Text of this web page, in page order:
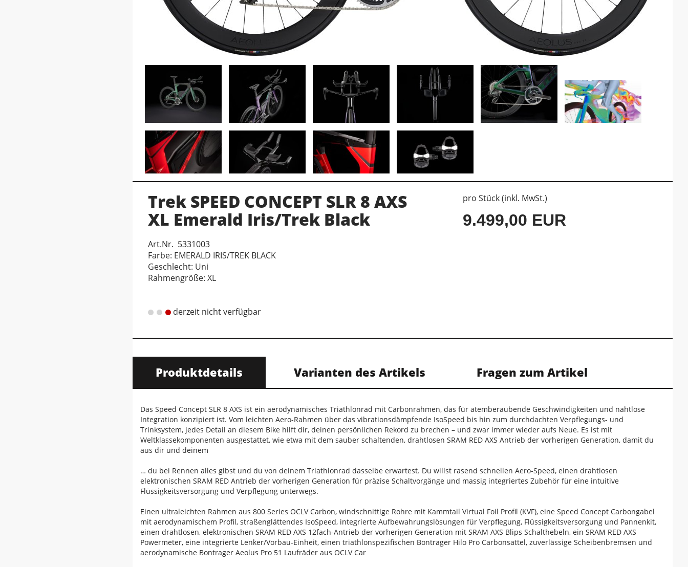
Trek SPEED CONCEPT SLR 8 AXS
XL Emerald Iris/Trek Black
Art.Nr. 5331003
Farbe: EMERALD IRIS/TREK BLACK
Geschlecht: Uni
Rahmengröße: XL
derzeit nicht verfügbar
pro Stück (inkl. MwSt.)
9.499,00 EUR
Produktdetails Varianten des Artikels Fragen zum Artikel
Das Speed Concept SLR 8 AXS ist ein aerodynamisches Triathlonrad mit Carbonrahmen, das für atemberaubende Geschwindigkeiten und nahtlose
Integration konzipiert ist. Vom leichten Aero-Rahmen über das vibrationsdämpfende IsoSpeed bis hin zum durchdachten Verpflegungs- und
Trinksystem, jedes Detail an diesem Bike hilft dir, deinen persönlichen Rekord zu brechen – und zwar immer wieder aufs Neue. Es ist mit
Weltklassekomponenten ausgestattet, wie etwa mit dem sauber schaltenden, drahtlosen SRAM RED AXS Antrieb der vorherigen Generation, damit du
aus dir und deinem
… du bei Rennen alles gibst und du von deinem Triathlonrad dasselbe erwartest. Du willst rasend schnellen Aero-Speed, einen drahtlosen
elektronischen SRAM RED Antrieb der vorherigen Generation für präzise Schaltvorgänge und massig integriertes Zubehör für eine intuitive
Flüssigkeitsversorgung und Verpflegung unterwegs.
Einen ultraleichten Rahmen aus 800 Series OCLV Carbon, windschnittige Rohre mit Kammtail Virtual Foil Profil (KVF), eine Speed Concept Carbongabel
mit aerodynamischem Profil, straßenglättendes IsoSpeed, integrierte Aufbewahrungslösungen für Verpflegung, Flüssigkeitsversorgung und Pannenkit,
einen drahtlosen, elektronischen SRAM RED AXS 12fach-Antrieb der vorherigen Generation mit SRAM AXS Blips Schalthebeln, ein SRAM RED AXS
Powermeter, eine integrierte Lenker/Vorbau-Einheit, einen triathlonspezifischen Bontrager Hilo Pro Carbonsattel, zuverlässige Scheibenbremsen und
aerodynamische Bontrager Aeolus Pro 51 Laufräder aus OCLV Car